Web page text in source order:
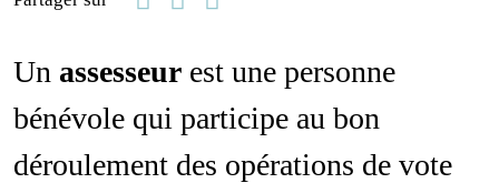
Un assesseur est une personne
bénévole qui participe au bon
déroulement des opérations de vote